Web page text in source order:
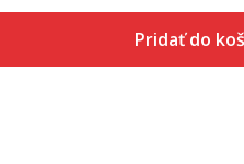
Pridať do